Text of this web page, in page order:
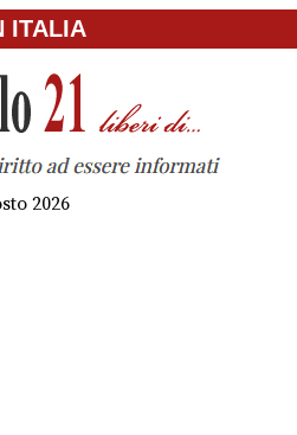
ITALIA
2026